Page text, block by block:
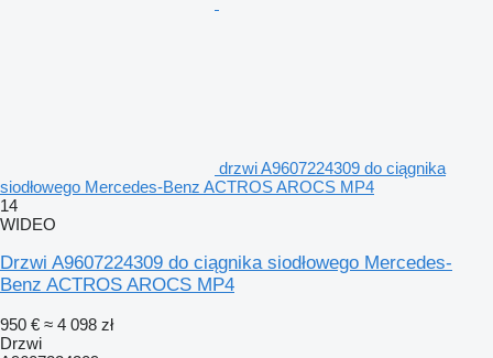
drzwi A9607224309 do ciągnika
siodłowego Mercedes-Benz ACTROS AROCS MP4
14
WIDEO
Drzwi A9607224309 do ciągnika siodłowego Mercedes-
Benz ACTROS AROCS MP4
950 € ≈ 4 098 zł
Drzwi